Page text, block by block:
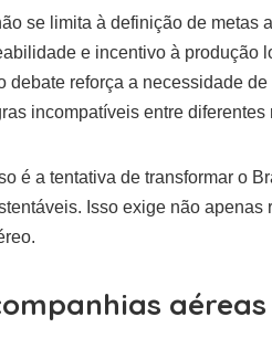
se limita à definição de metas
e incentivo à produção
debate reforça a necessidade
incompatíveis entre diferentes
é a tentativa de transformar o
Isso exige não